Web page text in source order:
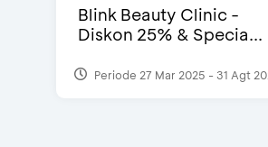
Blink Beauty Clinic -
Diskon 25% & Specia...
Periode 27 Mar 2025 - 31 Agt